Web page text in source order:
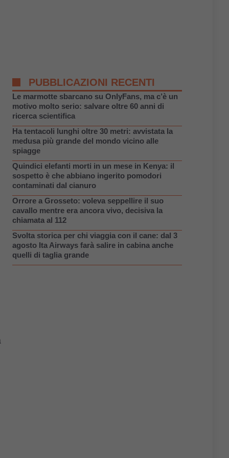
PUBBLICAZIONI RECENTI
Le marmotte sbarcano su OnlyFans, ma c’è un
motivo molto serio: salvare oltre 60 anni di
ricerca scientifica
Ha tentacoli lunghi oltre 30 metri: avvistata la
medusa più grande del mondo vicino alle
spiagge
Quindici elefanti morti in un mese in Kenya: il
sospetto è che abbiano ingerito pomodori
contaminati dal cianuro
Orrore a Grosseto: voleva seppellire il suo
cavallo mentre era ancora vivo, decisiva la
chiamata al 112
Svolta storica per chi viaggia con il cane: dal 3
agosto Ita Airways farà salire in cabina anche
quelli di taglia grande